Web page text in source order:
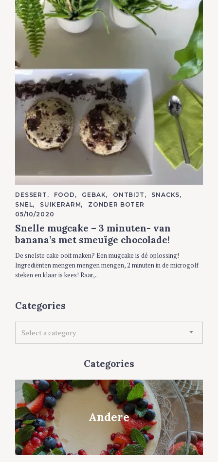
C
A
T
E
O
R
I
E
S
DESSERT FOOD GEBAK ONTBIJT
SNACKS
SNEL
SUIKERARM
ZONDER BOTER
05/10/2020
Snelle mugcake – 3 minuten- van
banana’s met smeuïge chocolade!
De snelste cake ooit maken? Een mugcake is dé oplossing!
Ingrediënten mengen mengen mengen, 2 minuten in de microgolf
steken en klaar is kees! Raar,..
Categories
o
e
s
Select a category
Categories
Andere